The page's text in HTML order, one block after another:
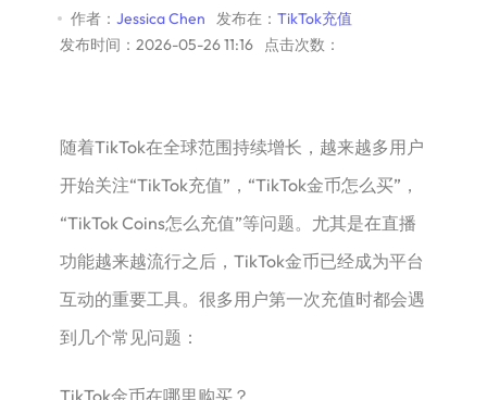
作者： Jessica Chen 发布在： TikTok充值
发布时间：2026-05-26 11:16
点击次数：
随着TikTok在全球范围持续增长，越来越多用户
开始关注“TikTok充值”，“TikTok金币怎么买”，
“TikTok Coins怎么充值”等问题。尤其是在直播
功能越来越流行之后，TikTok金币已经成为平台
互动的重要工具。很多用户第一次充值时都会遇
到几个常见问题：